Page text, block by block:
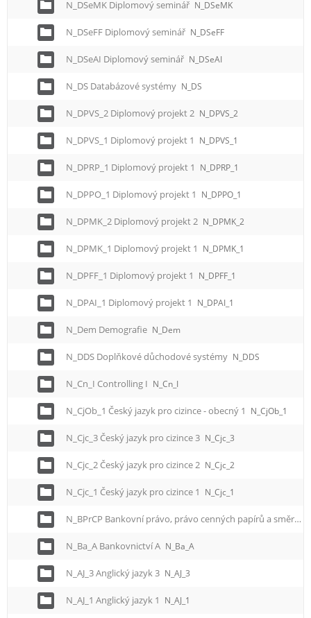
N_DSeMK Diplomový seminář N_DSeMK
N_DSeFF Diplomový seminář N_DSeFF
N_DSeAI Diplomový seminář N_DSeAI
N_DS Databázové systémy N_DS
N_DPVS_2 Diplomový projekt 2 N_DPVS_2
N_DPVS_1 Diplomový projekt 1 N_DPVS_1
N_DPRP_1 Diplomový projekt 1 N_DPRP_1
N_DPPO_1 Diplomový projekt 1 N_DPPO_1
N_DPMK_2 Diplomový projekt 2 N_DPMK_2
N_DPMK_1 Diplomový projekt 1 N_DPMK_1
N_DPFF_1 Diplomový projekt 1 N_DPFF_1
N_DPAI_1 Diplomový projekt 1 N_DPAI_1
N_Dem Demografie N_Dem
N_DDS Doplňkové důchodové systémy N_DDS
N_Cn_I Controlling I N_Cn_I
N_CjOb_1 Český jazyk pro cizince - obecný 1 N_CjOb_1
N_Cjc_3 Český jazyk pro cizince 3 N_Cjc_3
N_Cjc_2 Český jazyk pro cizince 2 N_Cjc_2
N_Cjc_1 Český jazyk pro cizince 1 N_Cjc_1
N_BPrCP Bankovní právo, právo cenných papírů a směrnice EU pro FS
N_Ba_A Bankovnictví A N_Ba_A
N_AJ_3 Anglický jazyk 3 N_AJ_3
N_AJ_1 Anglický jazyk 1 N_AJ_1